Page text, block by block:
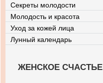
Секреты молодости
Молодость и красота
Уход за кожей лица
Лунный календарь
ЖЕНСКОЕ СЧАСТЬЕ